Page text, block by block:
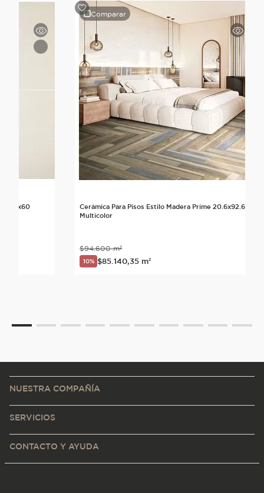
60x60
Comparar
Cerámica Para Pisos Estilo Madera Prime 20.6x92.6
Multicolor
$94.600 m²
10% $85 140,35 m²
NUESTRA COMPAÑÍA
SERVICIOS
CONTACTO Y AYUDA